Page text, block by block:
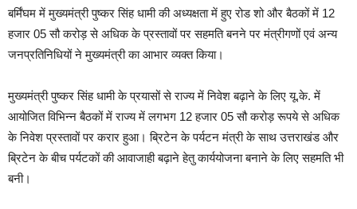
बर्मिंघम में मुख्यमंत्री पुष्कर सिंह धामी की अध्यक्षता में हुए रोड शो और बैठकों में 12
हजार 05 सौ करोड़ से अधिक के प्रस्तावों पर सहमति बनने पर मंत्रीगणों एवं अन्य
जनप्रतिनिधियों ने मुख्यमंत्री का आभार व्यक्त किया।
मुख्यमंत्री पुष्कर सिंह धामी के प्रयासों से राज्य में निवेश बढ़ाने के लिए यू.के. में
आयोजित विभिन्न बैठकों में राज्य में लगभग 12 हजार 05 सौ करोड़ रूपये से अधिक
के निवेश प्रस्तावों पर करार हुआ। ब्रिटेन के पर्यटन मंत्री के साथ उत्तराखंड और
ब्रिटेन के बीच पर्यटकों की आवाजाही बढ़ाने हेतु कार्ययोजना बनाने के लिए सहमति भी
बनी।